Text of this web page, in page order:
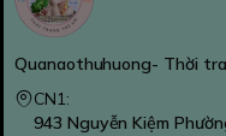
Quanaothuhuong- Thời
CN1:
943 Nguyễn Kiệm